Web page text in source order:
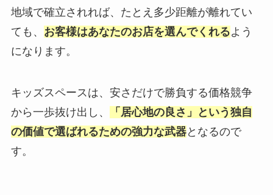
地域で確立されれば、たとえ多少距離が離れてい
ても、 お客様はあなたのお店を選んでくれるよう
になります。
キッズスペースは、安さだけで勝負する価格競争
から一歩抜け出し、
「居心地の良さ」という独自
の価値で選ばれるための強力な武器となるので
す。